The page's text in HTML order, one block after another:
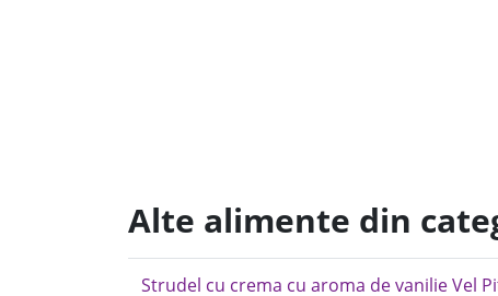
Alte alimente din
Strudel cu crema cu aroma de vanilie Vel